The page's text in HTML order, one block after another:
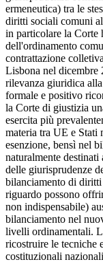
ermeneutica) tra le
diritti sociali comuni
in particolare la Corte
dell'ordinamento
contrattazione
Lisbona nel dicembre
rilevanza giuridica
formale e positivo
la Corte di giustizia
esercita più
materia tra UE e Stati
esenzione, bensì nel
naturalmente
delle giurisprudenze
bilanciamento di
riguardo possono
non indispensabile)
bilanciamento nel
livelli ordinamentali.
ricostruire le tecniche
costituzionali